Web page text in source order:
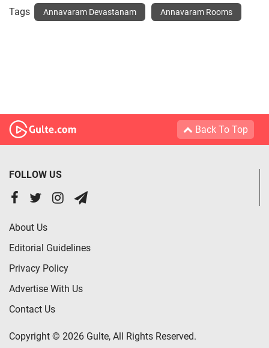
Tags Annavaram Devastanam Annavaram Rooms
Back To Top
FOLLOW US
About Us
Editorial Guidelines
Privacy Policy
Advertise With Us
Contact Us
Copyright © 2026 Gulte, All Rights Reserved.